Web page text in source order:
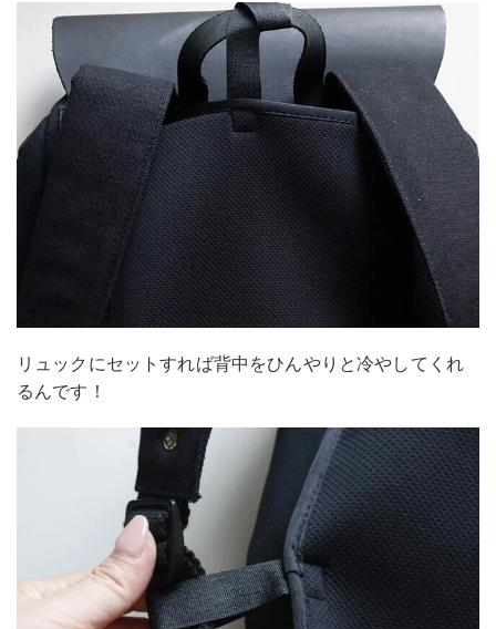
リュックにセットすれば背中をひんやりと冷やしてくれ
るんです！